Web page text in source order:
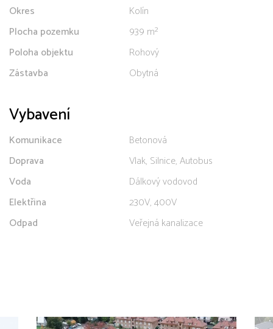
Okres
Kolín
Plocha pozemku
939 m²
Poloha objektu
Rohový
Zástavba
Obytná
Vybavení
Komunikace
Betonová
Doprava
Vlak, Silnice, Autobus
Voda
Dálkový vodovod
Elektřina
230V, 400V
Odpad
Veřejná kanalizace